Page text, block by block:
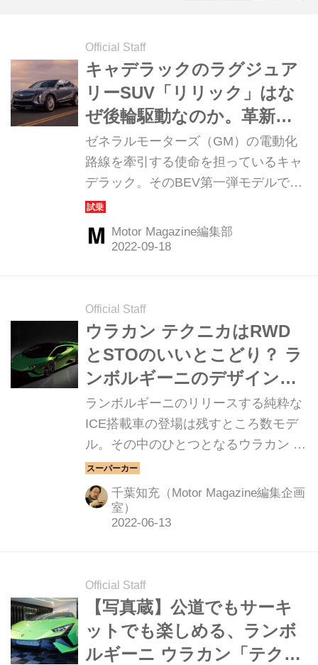
Official Staff
キャデラックのラグジュア
リーSUV「リリック」はな
ぜ後輪駆動なのか。革新と
伝統の意欲的な融合と、そ
の先に見えるもの【海外試
乗】
ゼネラルモーターズ（GM）の電動化
路線を牽引する使命を担っているキャ
デラック。そのBEV第一弾モデルであ
るラグジュアリーSUVがいよいよデビ
ューとなった。期待以上にしなやかで
アメリカ車らしい乗り味も含めて、魅
Motor Magazine編集部
Official Staff
ウラカン テクニカはRWD
とSTOのいいとこどり？ ラ
ンボルギーニのデザイン責
任者とテクニカル責任者に
訊く
ランボルギーニのリリースする純粋な
ICE搭載車の登場は残すところ数モデ
ル。その中のひとつとなるウラカン テ
クニカについて技術部門とデザイン部
門の責任者にインタビューする機会が
3メディアにのみ与えられた。その内
容を報告する。（Motor Magazine
千葉知充（Motor Magazine編集企画
室）
Official Staff
【写真蔵】公道でもサーキ
ットでも楽しめる、ランボ
ルギーニ ウラカン「テクニ